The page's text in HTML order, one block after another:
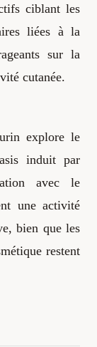
ciblant les
liées à la
sur la
cutanée.
explore le
induit par
avec le
une activité
bien que les
restent